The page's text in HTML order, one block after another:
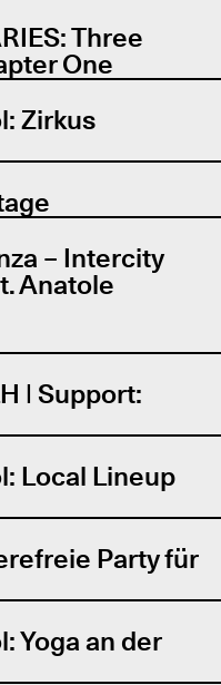
Three
One
Zirkus
– Intercity
Anatole
| Support:
Local Lineup
Party für
Yoga an der